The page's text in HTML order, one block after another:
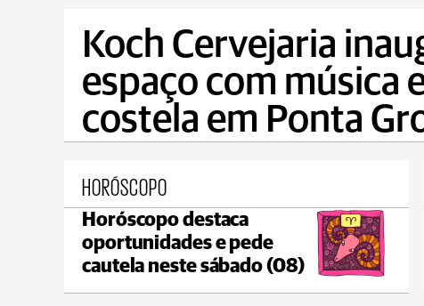
Koch Cervejaria
espaço com música
costela em Ponta
HORÓSCOPO
Horóscopo destaca
oportunidades e pede
cautela neste sábado (08)
Ponta Grossa
max 17°C min 17°C